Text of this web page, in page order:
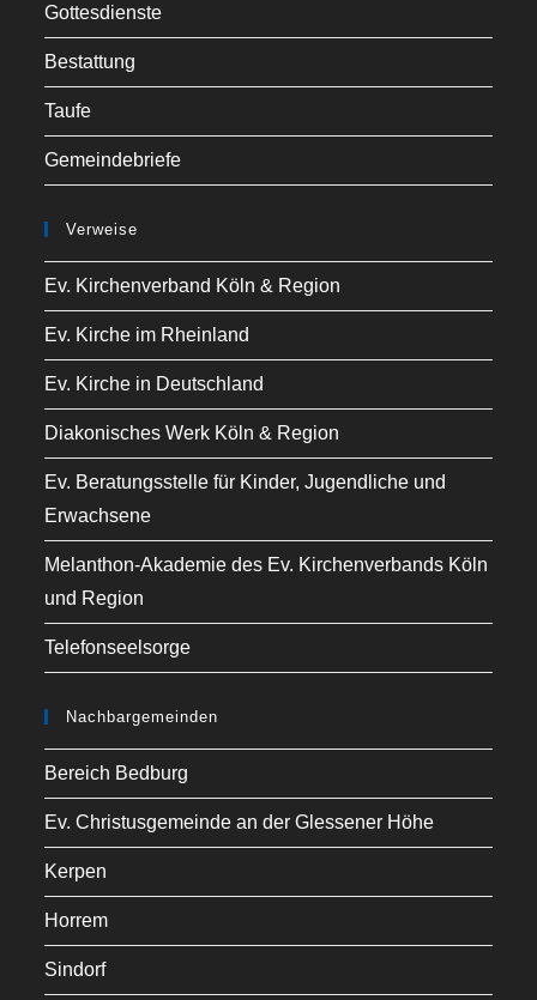
Gottesdienste
Bestattung
Taufe
Gemeindebriefe
Verweise
Ev. Kirchenverband Köln & Region
Ev. Kirche im Rheinland
Ev. Kirche in Deutschland
Diakonisches Werk Köln & Region
Ev. Beratungsstelle für Kinder, Jugendliche und
Erwachsene
Melanthon-Akademie des Ev. Kirchenverbands Köln
und Region
Telefonseelsorge
Nachbargemeinden
Bereich Bedburg
Ev. Christusgemeinde an der Glessener Höhe
Kerpen
Horrem
Sindorf